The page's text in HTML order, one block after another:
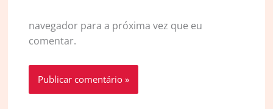
navegador para a próxima vez que eu
comentar.